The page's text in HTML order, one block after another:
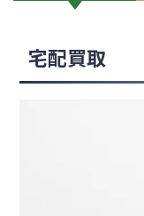
Level 5
LILIUM
Lumina I
Lumina Ⅴ
宅配買取